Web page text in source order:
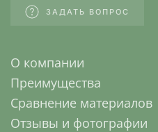
ЗАДАТЬ ВОПРОС
О компании
Преимущества
Сравнение материалов
Отзывы и фотографии